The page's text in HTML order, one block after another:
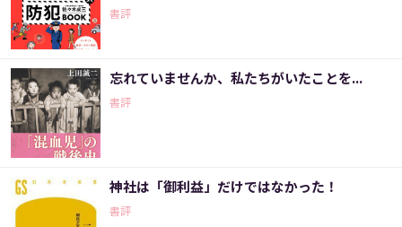
書評
忘れていませんか、私たちがいたことを...
書評
神社は「御利益」だけではなかった！
書評